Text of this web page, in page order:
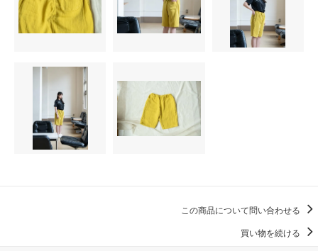
この商品について問い合わせる
買い物を続ける